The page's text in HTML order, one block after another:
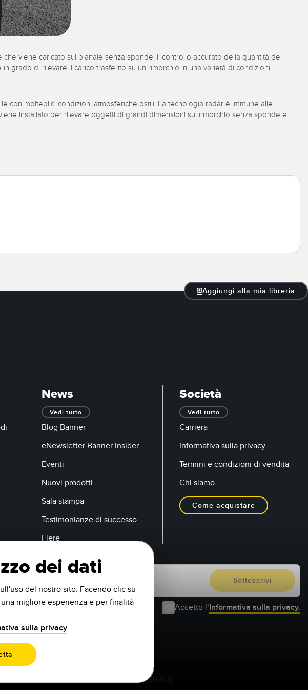
viene caricato sul pianale senza sponde. Il controllo accurato della quantità dei
grado di rilevare il carico trasferito su un rimorchio in una varietà di condizioni.
con molteplici condizioni atmosferiche ostili. La tecnologia radar è immune alle
installato per rilevare oggetti di grandi dimensioni sul rimorchio senza sponde e
Aggiungi alla mia libreria
News
Vedi tutto
Blog Banner
eNewsletter Banner Insider
Eventi
Nuovi prodotti
Sala stampa
Testimonianze di successo
Fiere
Società
Vedi tutto
Carriera
Informativa sulla privacy
Termini e condizioni di vendita
Chi siamo
Come acquistare
Accetto l’Informativa sulla privacy.
55441 USA 1-888-3-SENSOR (736767)
dei dati
del nostro sito. Facendo clic su
migliore esperienza e per finalità
sulla privacy.